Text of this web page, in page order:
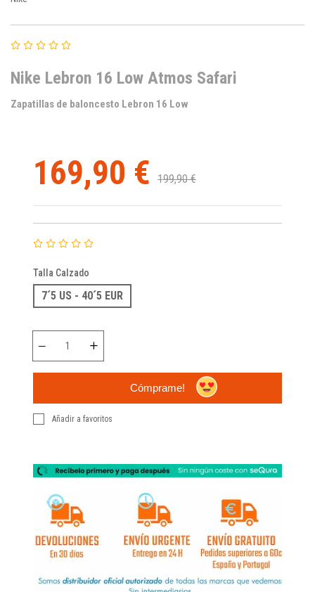
Nike Lebron 16 Low Atmos Safari
Zapatillas de baloncesto Lebron 16 Low
169,90 € 199,90 €
Talla Calzado
7´5 US - 40´5 EUR
Cómprame!
Añadir a favoritos